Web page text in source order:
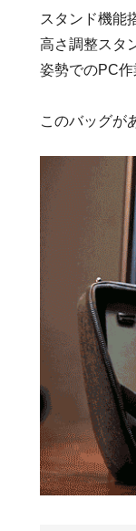
スタンド機能
高さ調整スタ
姿勢でのPC
このバッグが